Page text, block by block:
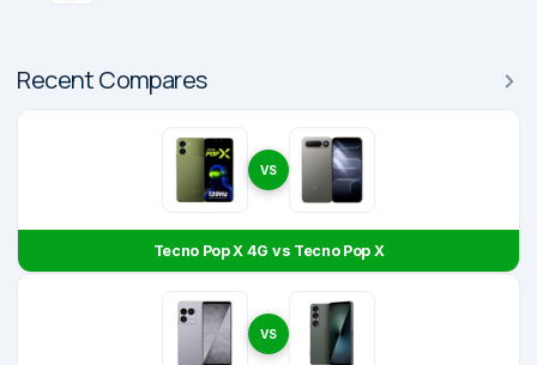
Recent Compares
VS
Tecno Pop X 4G vs Tecno Pop X
VS